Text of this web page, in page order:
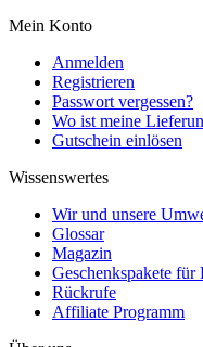
Mein Konto
Anmelden
Registrieren
Passwort vergessen?
Wo ist meine
Gutschein einlösen
Wissenswertes
Wir und unsere
Glossar
Magazin
Geschenkspakete
Rückrufe
Affiliate Programm